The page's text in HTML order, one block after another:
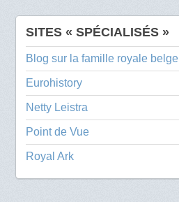
SITES « SPÉCIALISÉS »
Blog sur la famille royale belge
Eurohistory
Netty Leistra
Point de Vue
Royal Ark